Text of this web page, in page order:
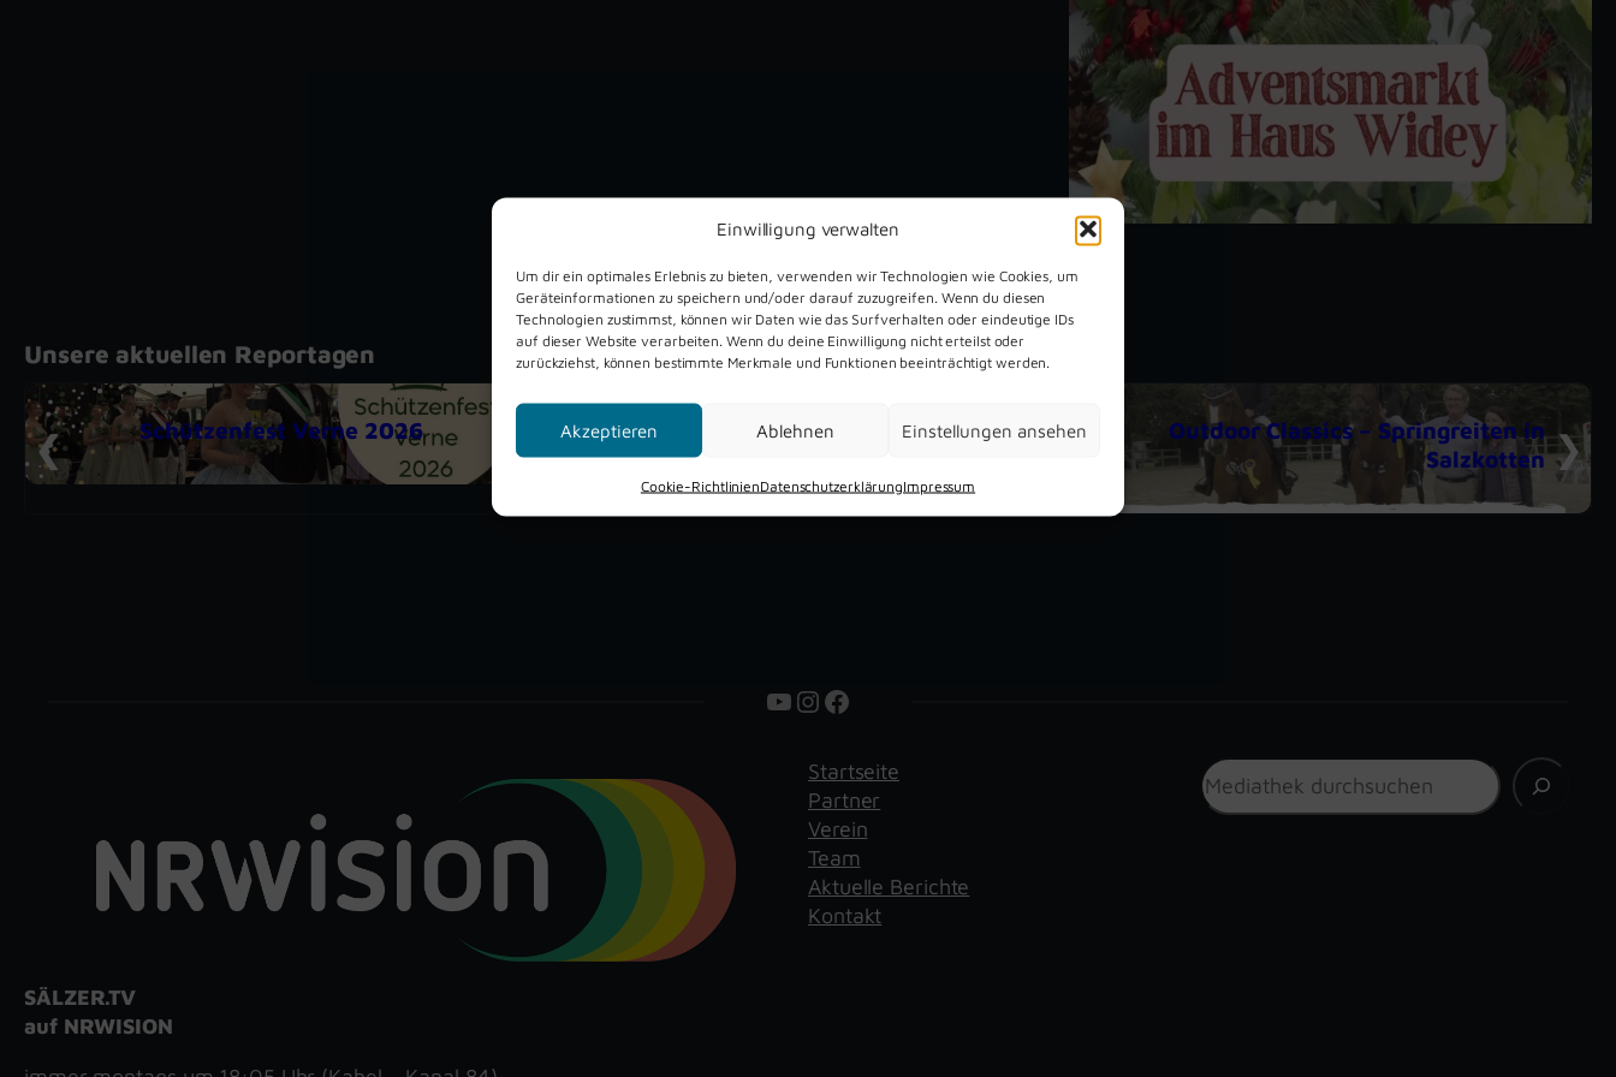
Einwilligung verwalten
Um dir ein optimales Erlebnis zu bieten, verwenden wir Technologien wie Cookies, um
Geräteinformationen zu speichern und/oder darauf zuzugreifen. Wenn du diesen
Technologien zustimmst, können wir Daten wie das Surfverhalten oder eindeutige IDs
auf dieser Website verarbeiten. Wenn du deine Einwilligung nicht erteilst oder
zurückziehst, können bestimmte Merkmale und Funktionen beeinträchtigt werden.
Akzeptieren Ablehnen Einstellungen ansehen
Cookie-RichtlinienDatenschutzerklärungImpressum
Unsere aktuellen Reportagen
Schützenfest Verne 2026 Dreckburg Open Air 2026
Outdoor Classics – Springreiten in
Salzkotten
YouTube
Instagram
Facebook
SÄLZER.TV
auf NRWISION
Startseite
Partner
Verein
Team
Aktuelle Berichte
Kontakt
Suchen